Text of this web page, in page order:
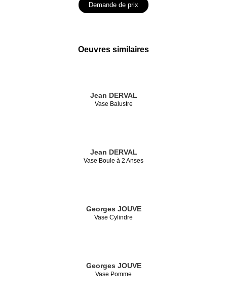
Demande de prix
Oeuvres similaires
Jean DERVAL
Vase Balustre
Jean DERVAL
Vase Boule à 2 Anses
Georges JOUVE
Vase Cylindre
Georges JOUVE
Vase Pomme